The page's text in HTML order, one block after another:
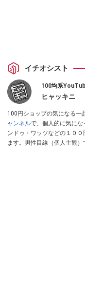
イチオシスト
100均系
ヒャッキニ
100円ショップの気になる一
ャンネルで、個人的に気にな
ンドゥ・ワッツなどの１０
ます。男性目線（個人主観